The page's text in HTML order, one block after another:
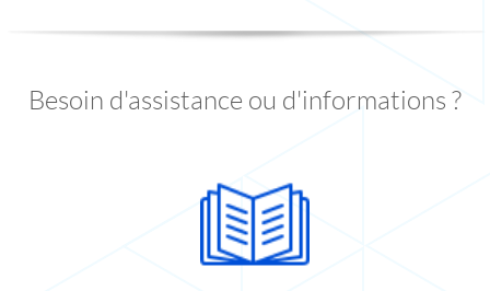
Besoin d'assistance ou d'informations ?